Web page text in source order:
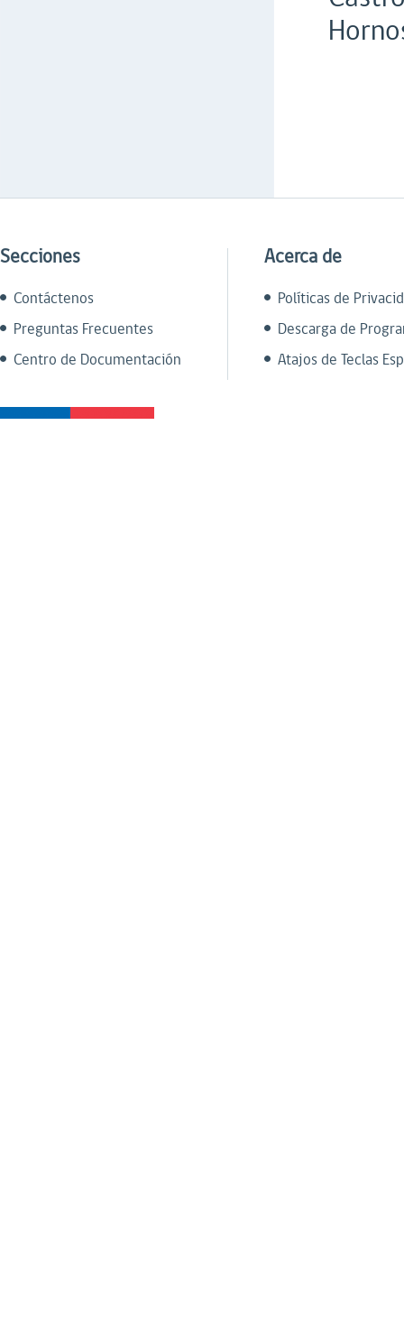
Secciones
Contáctenos
Preguntas Frecuentes
Centro de Documentación
Acerca de
Políticas de
Descarga de
Atajos de Teclas